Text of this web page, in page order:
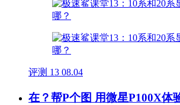
评测 13 08.04
在？帮P个图 用微星P100X体